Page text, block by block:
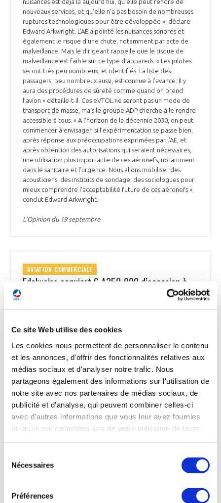
Ce site Web utilise des cookies
Les cookies nous permettent de personnaliser le contenu
et les annonces, d'offrir des fonctionnalités relatives aux
médias sociaux et d'analyser notre trafic. Nous
partageons également des informations sur l'utilisation de
notre site avec nos partenaires de médias sociaux, de
publicité et d'analyse, qui peuvent combiner celles-ci
avec d'autres informations que vous leur avez fournies
ou qu'ils ont collectées lors de votre utilisation de leurs
Nécessaires
Préférences
nuisances est déjà là aujourd’hui, qu’elle peut rendre de
nouveaux services, et qu’elle n’a pas besoin de nombreuses
ruptures technologiques pour être développée », déclare
Edward Arkwright. L’AE a pointé les nuisances sonores et
également le risque d’une chute, notamment par acte de
malveillance. Mais le dirigeant rappelle que le risque de
malveillance est faible sur ce type d’appareils. « Les pilotes
seront très peu nombreux, et identifiés. La liste des
passagers, peu nombreux aussi, est connue à l’avance. Il y
aura des procédures de sûreté comme quand on prend
l’avion » détaille-t-il. Ces eVTOL ne seront pas un mode de
transport de masse, mais le groupe ADP cherche à le rendre
accessible à tous. « A l’horizon de la décennie 2030, on peut
commencer à envisager, si l’expérimentation se passe bien,
après réponse aux préoccupations exprimées par l’AE, et
après obtention des autorisations qui seraient nécessaires,
une utilisation plus importante de ces aéronefs, notamment
dans le sanitaire et l’urgence. Nous allons mobiliser des
acousticiens, des instituts de sondage, des sociologues pour
mieux comprendre l’acceptabilité future de ces aéronefs »,
conclut Edward Arkwright.
L’Opinion du 19 septembre
AVIATION COMMERCIALE
Edelweiss acquiert 6 A350-900 d’occasion à
Edelweiss, filiale de Swiss International Air Lines, a acquis 6
actuellement en service dans sa flotte. Opérés auparavant
configuration de 339 sièges, les long-courriers A350-900
seront livrés de manière échelonnée à partir de l’été 2025.
Edelweiss a également indiqué vouloir investir dans le
réaménagement des appareils. « En raison des pénuries
mondiales de matériaux et de la réduction des capacités de
utilisés avec la configuration originelle avec de légères
modifications dans la cabine et du design d’Edelweiss », a
expliqué la compagnie aérienne suisse dans un communiqué.
qui comprend plus de 20 destinations en Amérique du Nord,
centrale et du Sud ainsi qu’en Afrique, en Asie, au Moyen-
les destinations long-courriers d’Edelweiss « retrouvera le
niveau d’avant-Covid ».